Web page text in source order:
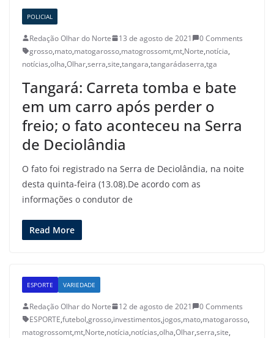
POLICIAL
Redação Olhar do Norte 13 de agosto de 2021
0 Comments
grosso,mato,matogarosso,matogrossomt,mt,Norte,notícia,
notícias,olha,Olhar,serra,site,tangara,tangarádaserra,tga
Tangará: Carreta tomba e bate
em um carro após perder o
freio; o fato aconteceu na Serra
de Deciolândia
O fato foi registrado na Serra de Deciolândia, na noite
desta quinta-feira (13.08).De acordo com as
informações o condutor de
Read More
ESPORTE VARIEDADE
Redação Olhar do Norte 12 de agosto de 2021
0 Comments
ESPORTE,futebol,grosso,investimentos,jogos,mato,matogarosso,
matogrossomt,mt,Norte,notícia,notícias,olha,Olhar,serra,site,